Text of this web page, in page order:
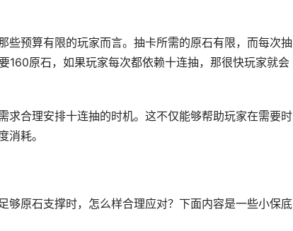
些预算有限的玩家而言。抽卡所需的原石有限，而每次抽
160原石，如果玩家每次都依赖十连抽，那很快玩家就会
求合理安排十连抽的时机。这不仅能够帮助玩家在需要时
消耗。
够原石支撑时，怎么样合理应对？下面内容是一些小保底